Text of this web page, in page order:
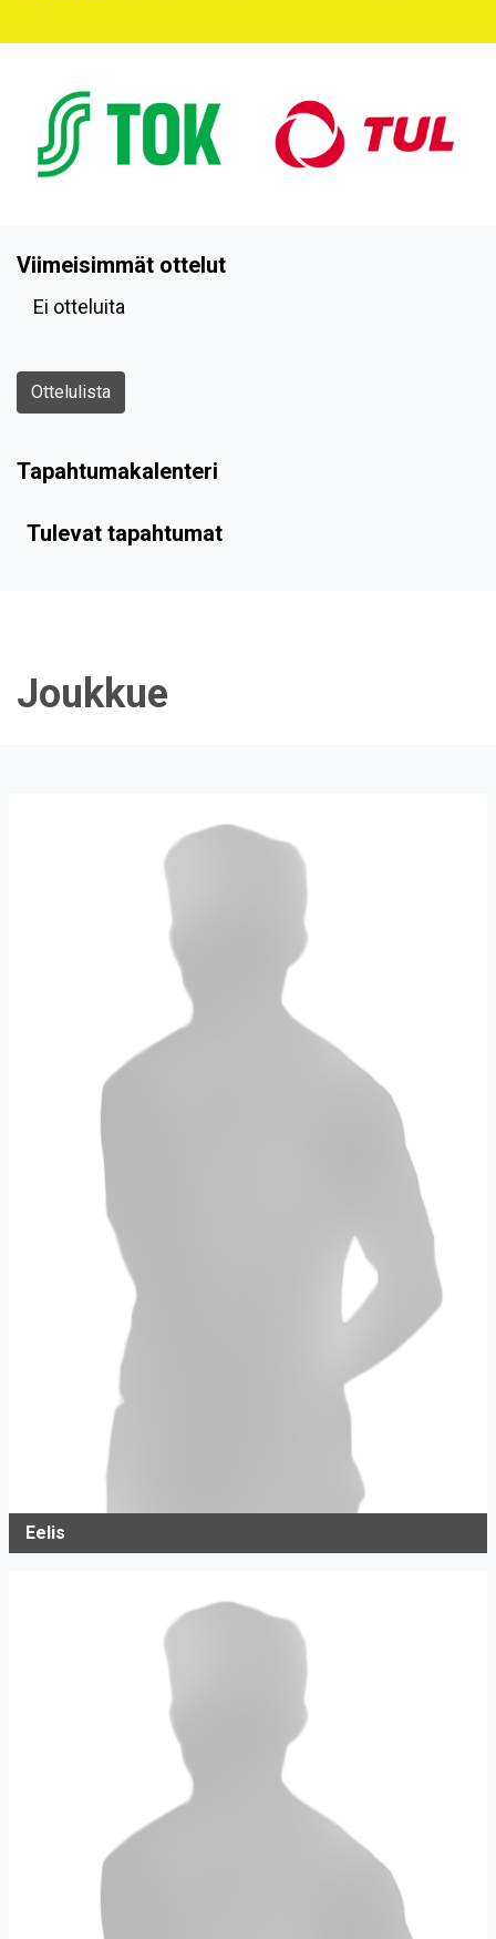
Viimeisimmät ottelut
Ei otteluita
Ottelulista
Tapahtumakalenteri
Tulevat tapahtumat
Joukkue
Eelis